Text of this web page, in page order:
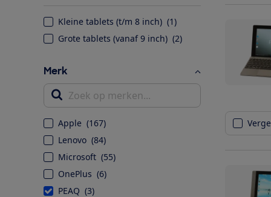
Kleine tablets (t/m 8 inch) (1)
Grote tablets (vanaf 9 inch) (2)
Merk
Zoek op merken...
Apple (167)
Lenovo (84)
Microsoft (55)
OnePlus (6)
PEAQ (3)